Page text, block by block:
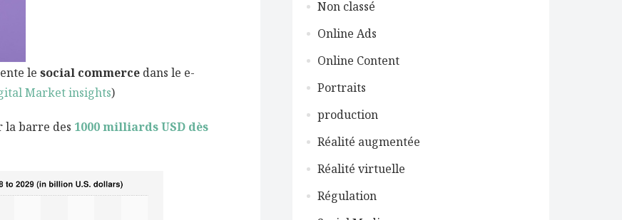
le social commerce dans le e-
Market insights)
la barre des 1000 milliards USD dès
Non classé
Online Ads
Online Content
Portraits
production
Réalité augmentée
Réalité virtuelle
Régulation